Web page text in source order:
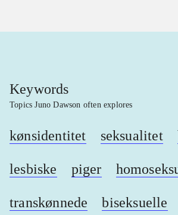
Keywords
Topics Juno Dawson often explores
kønsidentitet seksualitet
lesbiske piger
transkønnede biseksuelle